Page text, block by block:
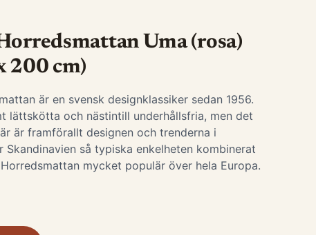
Uma (rosa)
200 cm)
är en svensk designklassiker sedan 1956.
lättskötta och nästintill underhållsfria, men det
är framförallt designen och trenderna i
Skandinavien så typiska enkelheten kombinerat
mycket populär över hela Europa.